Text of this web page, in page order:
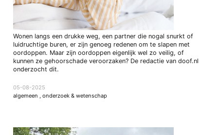
Wonen langs een drukke weg, een partner die nogal snurkt of
luidruchtige buren, er zijn genoeg redenen om te slapen met
oordoppen. Maar zijn oordoppen eigenlijk wel zo veilig, of
kunnen ze gehoorschade veroorzaken? De redactie van doof.nl
onderzocht dit.
05-08-2025
algemeen , onderzoek & wetenschap